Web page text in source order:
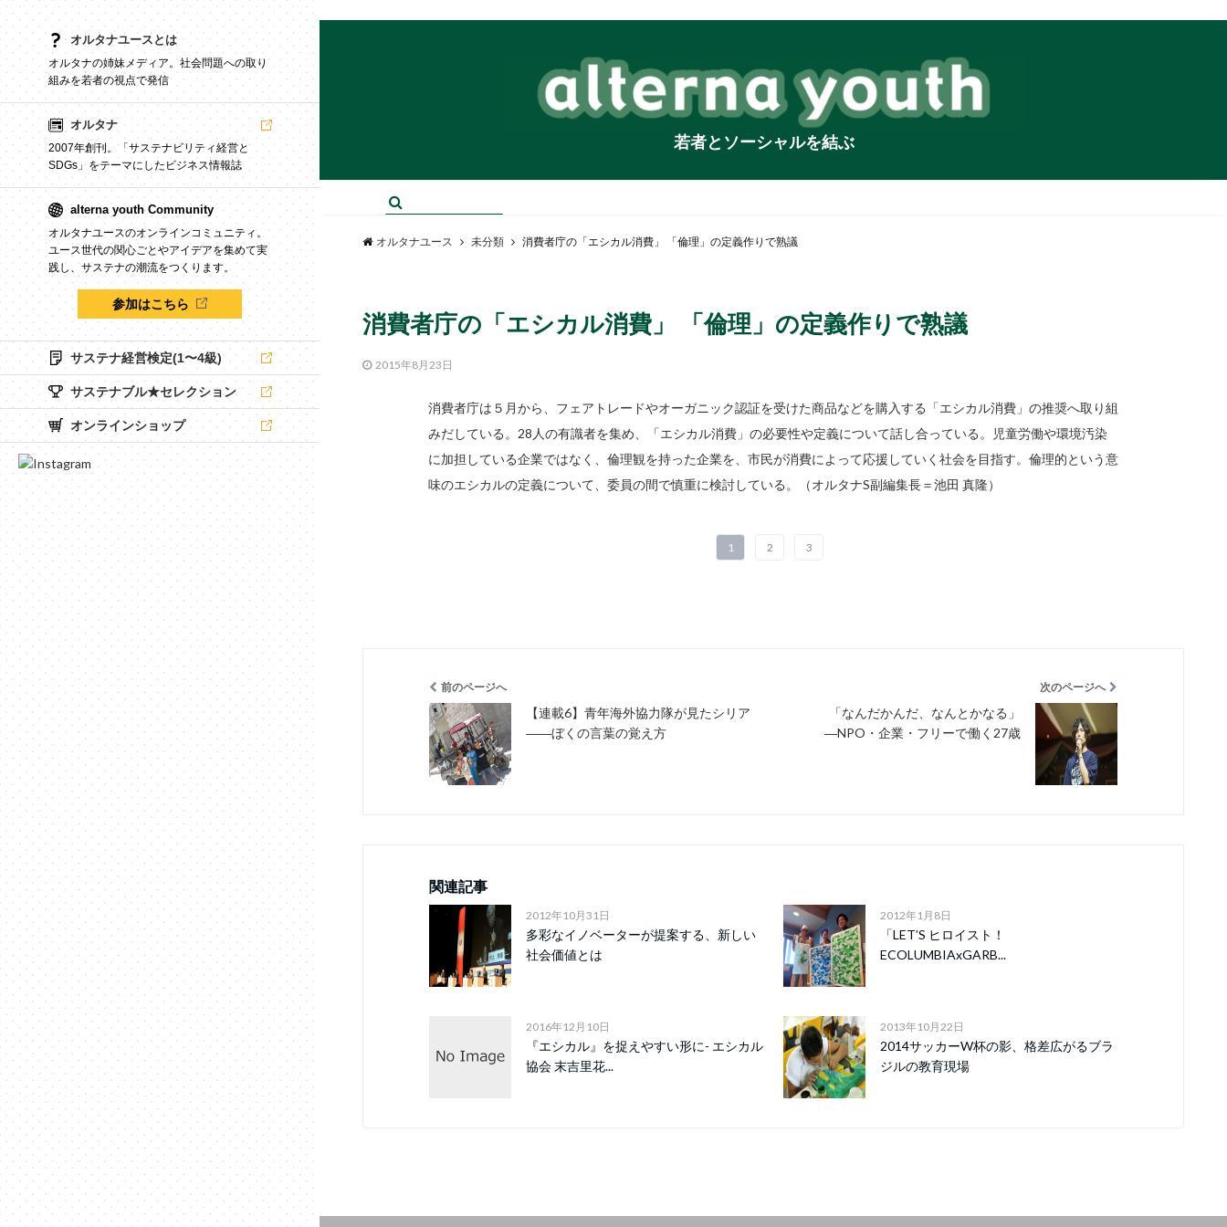
オルタナユースとは
オルタナの姉妹メディア。社会問題への取り
組みを若者の視点で発信
オルタナ
2007年創刊。「サステナビリティ経営と
SDGs」をテーマにしたビジネス情報誌
alterna youth Community
オルタナユースのオンラインコミュニティ。
ユース世代の関心ごとやアイデアを集めて実
践し、サステナの潮流をつくります。
参加はこちら
サステナ経営検定(1〜4級)
サステナブル★セレクション
オンラインショップ
若者とソーシャルを結ぶ
オルタナユース 未分類 消費者庁の「エシカル消費」 「倫理」の定義作りで熟議
消費者庁の「エシカル消費」 「倫理」の定義作りで熟議
2015年8月23日
消費者庁は５月から、フェアトレードやオーガニック認証を受けた商品などを購入する「エシカル消費」の推奨へ取り組
みだしている。28人の有識者を集め、「エシカル消費」の必要性や定義について話し合っている。児童労働や環境汚染
に加担している企業ではなく、倫理観を持った企業を、市民が消費によって応援していく社会を目指す。倫理的という意
味のエシカルの定義について、委員の間で慎重に検討している。（オルタナS副編集長＝池田 真隆）
1 2 3
前のページへ
【連載6】青年海外協力隊が見たシリア
――ぼくの言葉の覚え方
次のページへ
「なんだかんだ、なんとかなる」
―NPO・企業・フリーで働く27歳
関連記事
2012年10月31日
多彩なイノベーターが提案する、新しい
社会価値とは
2012年1月8日
「LET’S ヒロイスト！
ECOLUMBIAxGARB...
2016年12月10日
『エシカル』を捉えやすい形に- エシカル
協会 末吉里花...
2013年10月22日
2014サッカーW杯の影、格差広がるブラ
ジルの教育現場